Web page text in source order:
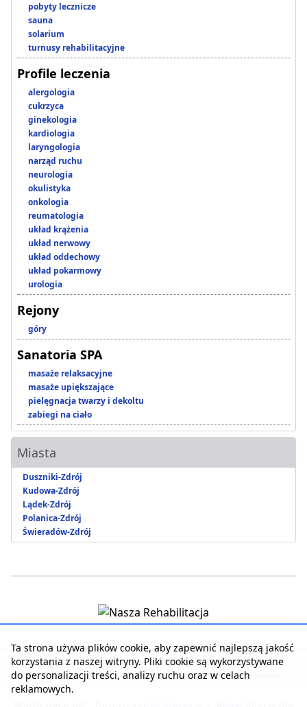
pobyty lecznicze
sauna
solarium
turnusy rehabilitacyjne
Profile leczenia
alergologia
cukrzyca
ginekologia
kardiologia
laryngologia
narząd ruchu
neurologia
okulistyka
onkologia
reumatologia
układ krążenia
układ nerwowy
układ oddechowy
układ pokarmowy
urologia
Rejony
góry
Sanatoria SPA
masaże relaksacyjne
masaże upiększające
pielęgnacja twarzy i dekoltu
zabiegi na ciało
Miasta
Duszniki-Zdrój
Kudowa-Zdrój
Lądek-Zdrój
Polanica-Zdrój
Świeradów-Zdrój
Strona główna | Kontakt z serwisem | Reklama w serwisie
Regulamin serwisu | Polityka prywatności | Logowanie
Ta strona używa plików cookie, aby zapewnić najlepszą jakość
korzystania z naszej witryny. Pliki cookie są wykorzystywane
do personalizacji treści, analizy ruchu oraz w celach
reklamowych.